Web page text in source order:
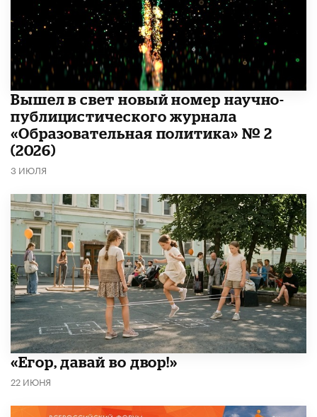
Вышел в свет новый номер научно-
публицистического журнала
«Образовательная политика» № 2
(2026)
3 ИЮЛЯ
«Егор, давай во двор!»
22 ИЮНЯ